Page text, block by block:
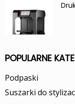
POPULARNE
Podpaski
Suszarki do